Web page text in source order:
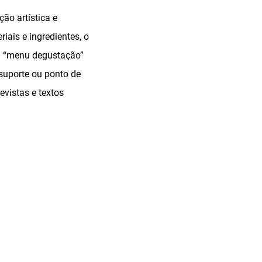
artística e
e ingredientes, o
degustação”
ou ponto de
e textos